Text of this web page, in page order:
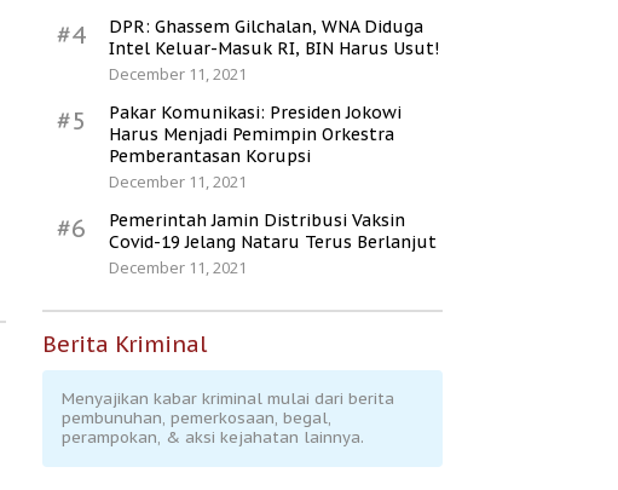
#4
DPR: Ghassem Gilchalan, WNA Diduga
Intel Keluar-Masuk RI, BIN Harus Usut!
December 11, 2021
#5
Pakar Komunikasi: Presiden Jokowi
Harus Menjadi Pemimpin Orkestra
Pemberantasan Korupsi
December 11, 2021
#6
Pemerintah Jamin Distribusi Vaksin
Covid-19 Jelang Nataru Terus Berlanjut
December 11, 2021
Berita Kriminal
Menyajikan kabar kriminal mulai dari berita
pembunuhan, pemerkosaan, begal,
perampokan, & aksi kejahatan lainnya.